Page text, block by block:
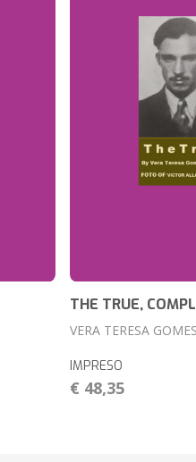
THE TRUE,
VERA TERESA
IMPRESO
€ 48,35